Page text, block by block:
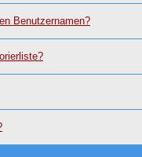
Benutzernamen?